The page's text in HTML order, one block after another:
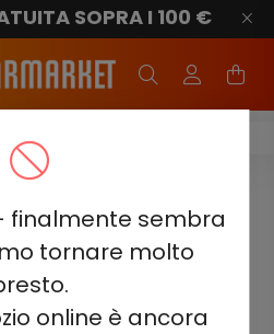
finalmente sembra
tornare molto
online è ancora
SOPRA I 100 €
Jane JJ12000
- MIAMI